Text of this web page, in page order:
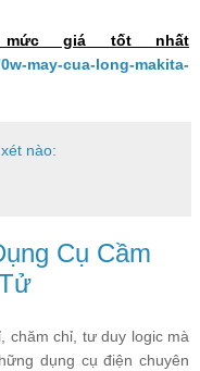
giá tốt nhất
may-cua-long-makita-
nào:
Cụ Cầm
chăm chỉ, tư duy logic mà
dụng cụ điện chuyên